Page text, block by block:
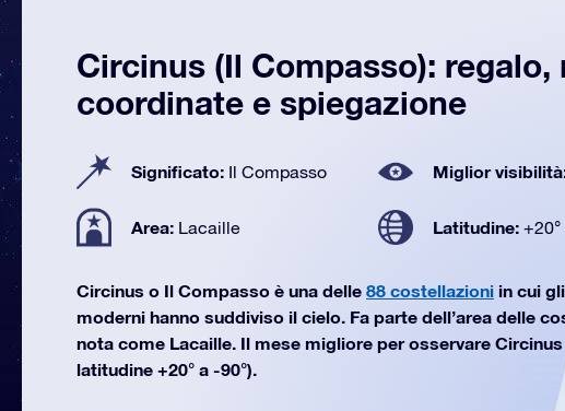
Circinus (Il Compasso): regalo,
coordinate e spiegazione
Significato: Il Compasso Miglior
Area: Lacaille Latitudine: +20°
Circinus o Il Compasso è una delle 88 costellazioni in cui
moderni hanno suddiviso il cielo. Fa parte dell’area delle
nota come Lacaille. Il mese migliore per osservare
latitudine +20° a -90°).